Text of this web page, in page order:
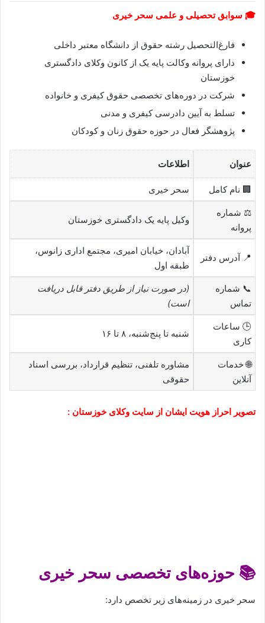
🎓 سوابق تحصیلی و علمی سحر خیری
فارغ‌التحصیل رشته حقوق از دانشگاه معتبر داخلی
دارای پروانه وکالت پایه یک از کانون وکلای دادگستری
خوزستان
شرکت در دوره‌های تخصصی حقوق کیفری و خانواده
تسلط به آیین دادرسی کیفری و مدنی
پژوهشگر فعال در حوزه حقوق زنان و کودکان
عنوان اطلاعات
🏢 نام کامل سحر خیری
⚖️ شماره
پروانه
وکیل پایه یک دادگستری خوزستان
📍 آدرس دفتر
آبادان، خیابان امیری، مجتمع اداری زانوس،
طبقه اول
📞 شماره
تماس
(در صورت نیاز از طریق دفتر قابل دریافت
است)
🕒 ساعات
کاری
شنبه تا پنج‌شنبه، ۸ تا ۱۶
🌐 خدمات
آنلاین
مشاوره تلفنی، تنظیم قرارداد، بررسی اسناد
حقوقی
تصویر احراز هویت ایشان از سایت وکلای خوزستان :
📚 حوزه‌های تخصصی سحر خیری
سحر خیری در زمینه‌های زیر تخصص دارد: